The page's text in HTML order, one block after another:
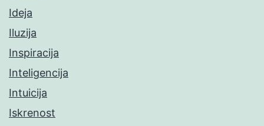
Ideja
Iluzija
Inspiracija
Inteligencija
Intuicija
Iskrenost